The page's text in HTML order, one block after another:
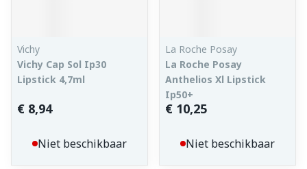
Vichy
Vichy Cap Sol Ip30
Lipstick 4,7ml
€ 8,94
Niet beschikbaar
La Roche Posay
La Roche Posay
Anthelios Xl Lipstick
Ip50+
€ 10,25
Niet beschikbaar